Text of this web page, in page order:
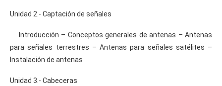
Unidad 2.- Captación de señales
Introducción – Conceptos generales de antenas – Antenas
para señales terrestres – Antenas para señales satélites –
Instalación de antenas
Unidad 3.- Cabeceras